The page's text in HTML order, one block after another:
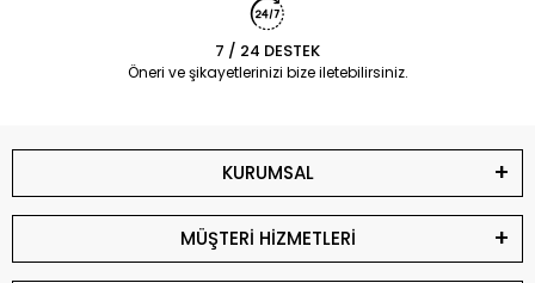
7 / 24 DESTEK
Öneri ve şikayetlerinizi bize iletebilirsiniz.
KURUMSAL
MÜŞTERİ HİZMETLERİ